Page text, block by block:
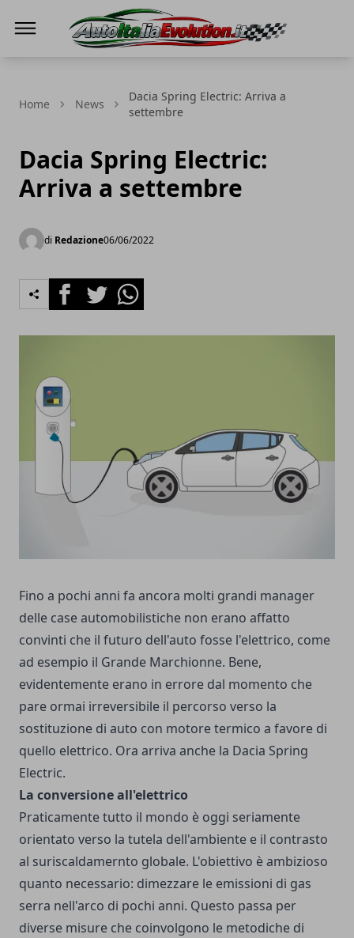
Home News
Dacia Spring Electric: Arriva a
settembre
Dacia Spring Electric:
Arriva a settembre
di Redazione06/06/2022
FacebookTwitterWhatsapp
Fino a pochi anni fa ancora molti grandi manager
delle case automobilistiche non erano affatto
convinti che il futuro dell'auto fosse l'elettrico, come
ad esempio il Grande Marchionne. Bene,
evidentemente erano in errore dal momento che
pare ormai irreversibile il percorso verso la
sostituzione di auto con motore termico a favore di
quello elettrico. Ora arriva anche la Dacia Spring
Electric.
La conversione all'elettrico
Praticamente tutto il mondo è oggi seriamente
orientato verso la tutela dell'ambiente e il contrasto
al suriscaldamernto globale. L'obiettivo è ambizioso
quanto necessario: dimezzare le emissioni di gas
serra nell'arco di pochi anni. Questo passa per
diverse misure che coinvolgono le metodiche di